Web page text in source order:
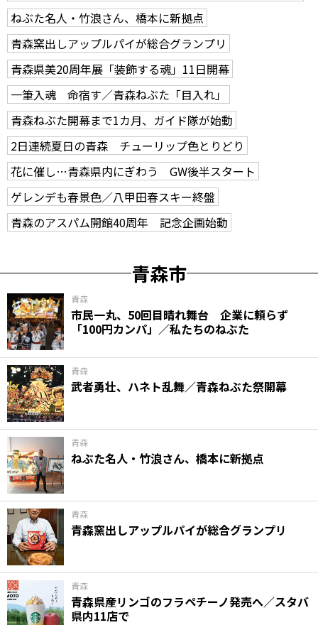
ねぶた名人・竹浪さん、橋本に新拠点
青森窯出しアップルパイが総合グランプリ
青森県美20周年展「装飾する魂」11日開幕
一筆入魂 命宿す／青森ねぶた「目入れ」
青森ねぶた開幕まで1カ月、ガイド隊が始動
2日連続夏日の青森 チューリップ色とりどり
花に催し…青森県内にぎわう GW後半スタート
ゲレンデも春景色／八甲田春スキー終盤
青森のアスパム開館40周年 記念企画始動
青森市
青森
市民一丸、50回目晴れ舞台 企業に頼らず
「100円カンパ」／私たちのねぶた
青森
武者勇壮、ハネト乱舞／青森ねぶた祭開幕
青森
ねぶた名人・竹浪さん、橋本に新拠点
青森
青森窯出しアップルパイが総合グランプリ
青森
青森県産リンゴのフラペチーノ発売へ／スタバ
県内11店で